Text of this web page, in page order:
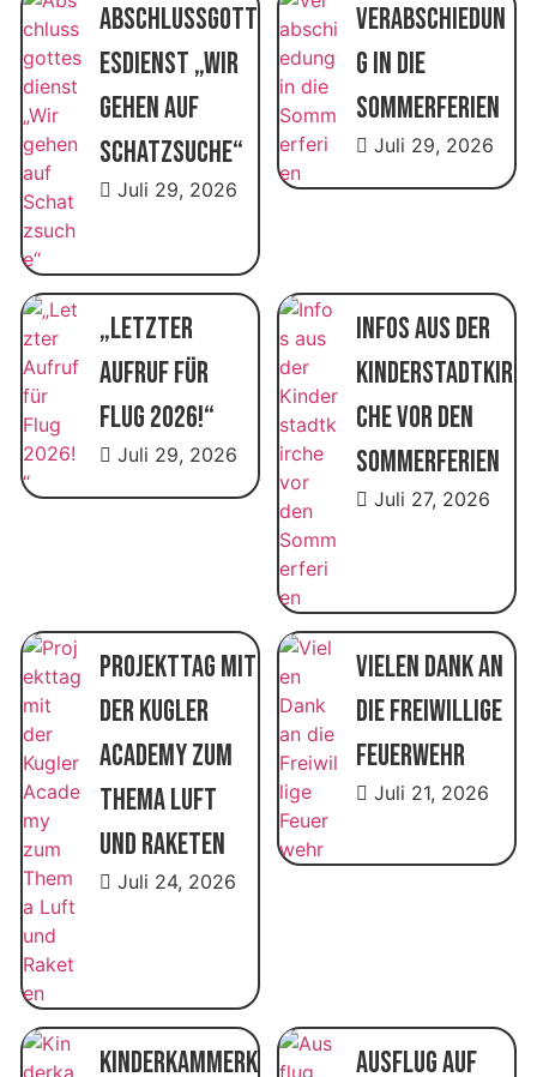
Abschlussgott
esdienst „Wir
gehen auf
Schatzsuche“
Juli 29, 2026
Verabschiedun
g in die
Sommerferien
Juli 29, 2026
„Letzter
Aufruf für
Flug 2026!“
Juli 29, 2026
Infos aus der
Kinderstadtkir
che vor den
Sommerferien
Juli 27, 2026
Projekttag mit
der Kugler
Academy zum
Thema Luft
und Raketen
Juli 24, 2026
Vielen Dank an
die Freiwillige
Feuerwehr
Juli 21, 2026
Kinderkammerk
Ausflug auf